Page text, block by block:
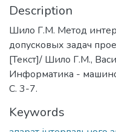
Description
Шило Г.М. Метод
допусковых задач
[Teкст]/ Шило Г.М.,
Информатика -
С. 3-7.
Keywords